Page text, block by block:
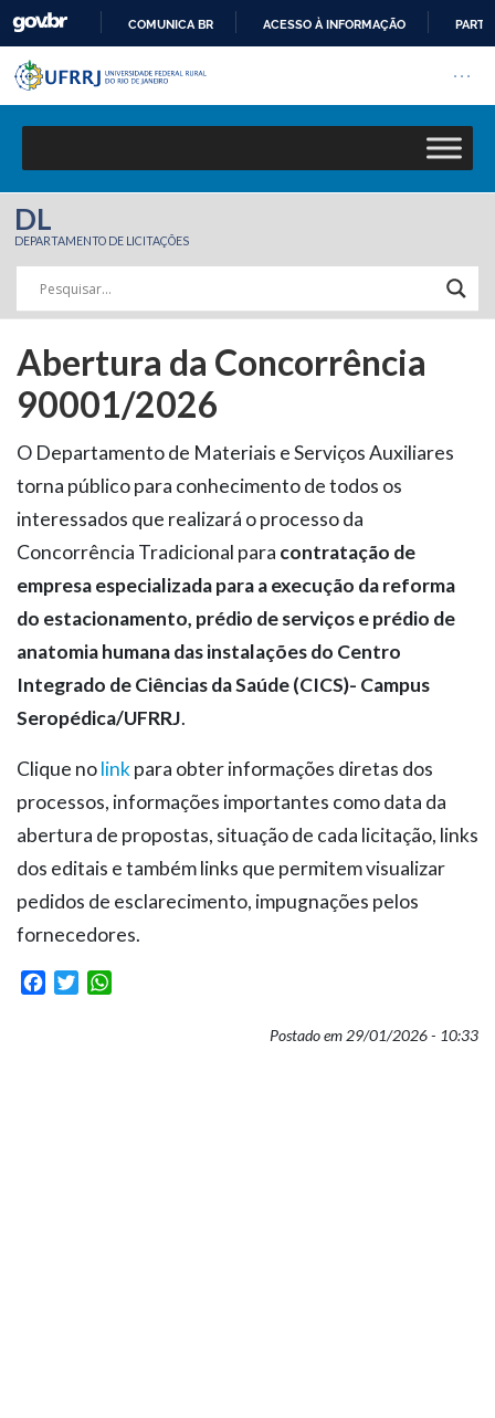
COMUNICA BR ACESSO À INFORMAÇÃO
Pular barra institucional
Barra institucional da
DL
DEPARTAMENTO DE LICITAÇÕES
Abertura da Concorrência
90001/2026
O Departamento de Materiais e Serviços Auxiliares
torna público para conhecimento de todos os
interessados que realizará o processo da
Concorrência Tradicional para contratação de
empresa especializada para a execução da reforma
do estacionamento, prédio de serviços e prédio de
anatomia humana das instalações do Centro
Integrado de Ciências da Saúde (CICS)- Campus
Seropédica/UFRRJ.
Clique nolinkpara obter informações diretas dos
processos, informações importantes como data da
abertura de propostas, situação de cada licitação, links
dos editais e também links que permitem visualizar
pedidos de esclarecimento, impugnações pelos
fornecedores.
Facebook
Twitter
Postado em 29/01/2026 - 10:33